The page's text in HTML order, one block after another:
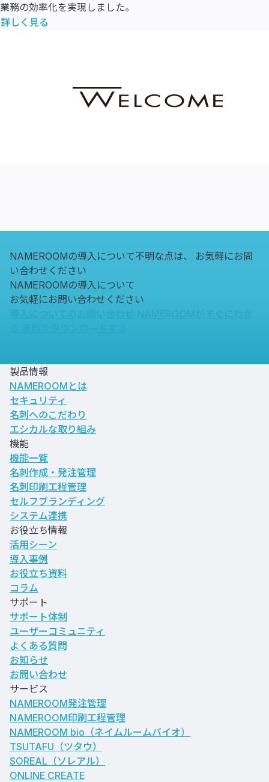
業務の効率化を実現しました。
詳しく見る
NAMEROOMの導入について不明な点は、
お気軽にお問
い合わせください
NAMEROOMの導入について
お気軽にお問い合わせください
製品情報
NAMEROOMとは
セキュリティ
名刺へのこだわり
エシカルな取り組み
機能
機能一覧
名刺作成・発注管理
名刺印刷工程管理
セルフブランディング
システム連携
お役立ち情報
活用シーン
導入事例
お役立ち資料
コラム
サポート
サポート体制
ユーザーコミュニティ
よくある質問
お知らせ
お問い合わせ
サービス
NAMEROOM発注管理
NAMEROOM印刷工程管理
NAMEROOM bio （ネイムルームバイオ）
TSUTAFU（ツタウ）
SOREAL（ソレアル）
ONLINE CREATE